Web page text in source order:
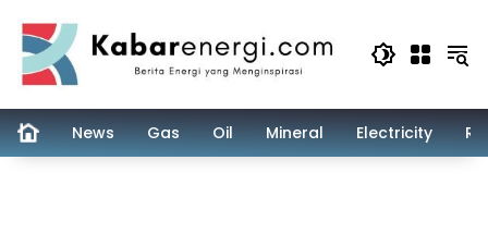
content
News Gas Oil Mineral Electricity